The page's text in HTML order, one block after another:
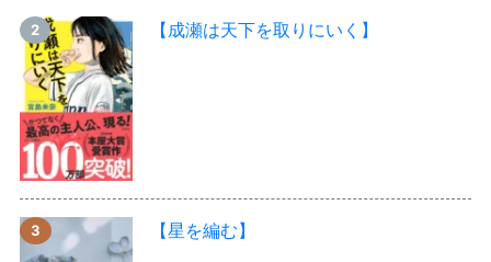
【成瀬は天下を取りにいく】
【星を編む】